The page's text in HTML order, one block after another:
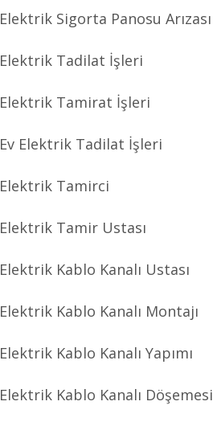
Elektrik Sigorta Panosu Arızası
Elektrik Tadilat İşleri
Elektrik Tamirat İşleri
Ev Elektrik Tadilat İşleri
Elektrik Tamirci
Elektrik Tamir Ustası
Elektrik Kablo Kanalı Ustası
Elektrik Kablo Kanalı Montajı
Elektrik Kablo Kanalı Yapımı
Elektrik Kablo Kanalı Döşemesi